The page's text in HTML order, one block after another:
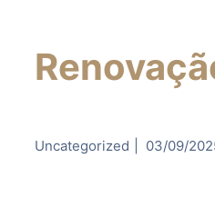
Uncategorized 03/09/